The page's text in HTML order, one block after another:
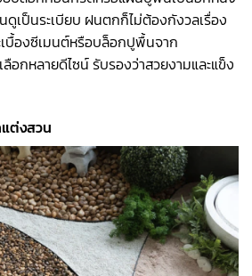
ดูเป็นระเบียบ ฝนตกก็ไม่ต้องกังวลเรื่อง
เบื้องซีเมนต์หรือบล็อกปูพื้นจาก
ลือกหลายดีไซน์ รับรองว่าสวยงามและแข็ง
ต่งสวน